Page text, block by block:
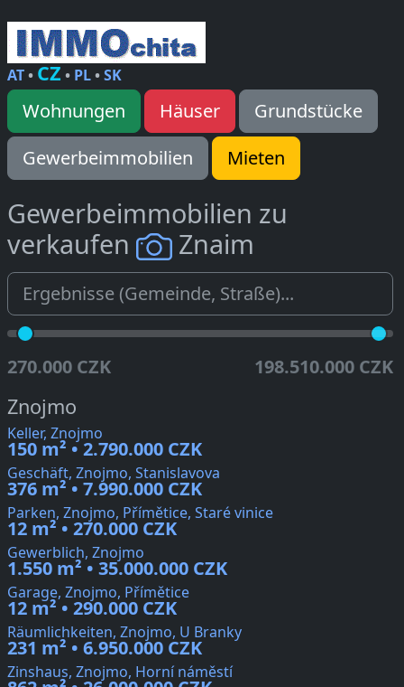
AT• CZ • PL•SK
Wohnungen Häuser
Grundstücke
Gewerbeimmobilien
Mieten
Gewerbeimmobilien zu
verkaufen
Znaim
270.000 CZK 198.510.000 CZK
Znojmo
Keller, Znojmo
150 m² • 2.790.000 CZK
Geschäft, Znojmo, Stanislavova
376 m² • 7.990.000 CZK
Parken, Znojmo, Přímětice, Staré vinice
12 m² • 270.000 CZK
Gewerblich, Znojmo
1.550 m² • 35.000.000 CZK
Garage, Znojmo, Přímětice
12 m² • 290.000 CZK
Räumlichkeiten, Znojmo, U Branky
231 m² • 6.950.000 CZK
Zinshaus, Znojmo, Horní náměstí